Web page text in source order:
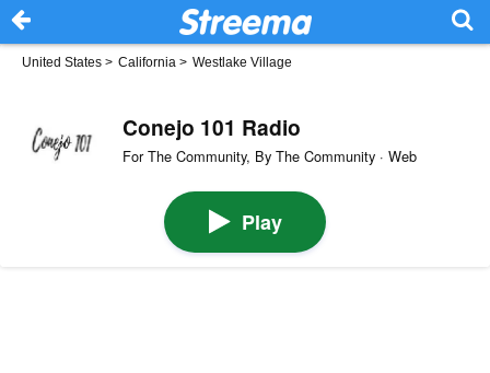
United States > California > Westlake Village
Conejo 101 Radio
For The Community, By The Community · Web
Play